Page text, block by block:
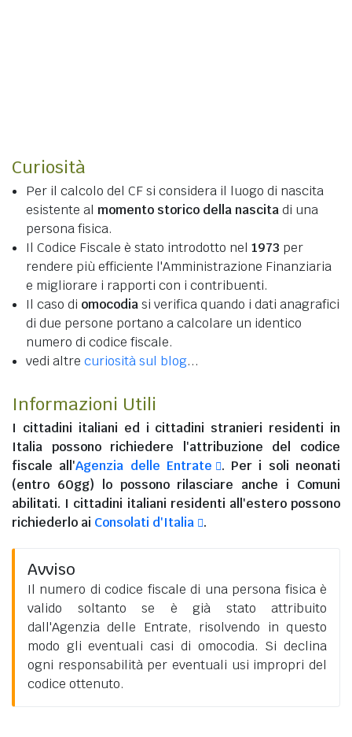
Curiosità
Per il calcolo del CF si considera il luogo di nascita
esistente al momento storico della nascitadi una
persona fisica.
Il Codice Fiscale è stato introdotto nel 1973 per
rendere più efficiente l'Amministrazione Finanziaria
e migliorare i rapporti con i contribuenti.
Il caso di omocodiasi verifica quando i dati anagrafici
di due persone portano a calcolare un identico
numero di codice fiscale.
vedi altre curiosità sul blog...
Informazioni Utili
I cittadini italiani ed i cittadini stranieri residenti in
Italia possono richiedere l'attribuzione del codice
fiscale all'Agenzia delle Entrate
. Per i soli neonati
(entro 60gg) lo possono rilasciare anche i Comuni
abilitati. I cittadini italiani residenti all'esteropossono
richiederlo ai Consolati d'Italia .
Avviso
Il numero di codice fiscale di una persona fisica è
valido soltanto se è già stato attribuito
dall'Agenzia delle Entrate, risolvendo in questo
modo gli eventuali casi di omocodia. Si declina
ogni responsabilità per eventuali usi impropri del
codice ottenuto.